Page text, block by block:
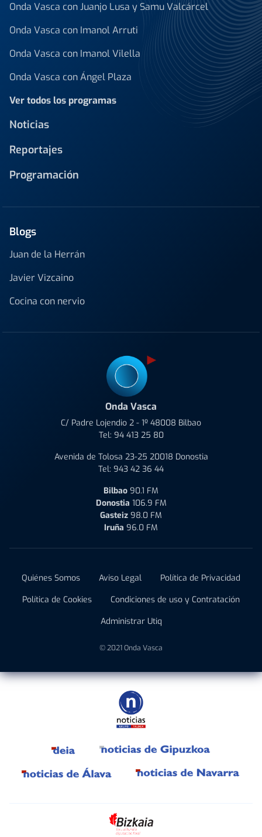
Onda Vasca con Juanjo Lusa y Samu Valcárcel
Onda Vasca con Imanol Arruti
Onda Vasca con Imanol Vilella
Onda Vasca con Ángel Plaza
Ver todos los programas
Noticias
Reportajes
Programación
Blogs
Juan de la Herrán
Javier Vizcaino
Cocina con nervio
Onda Vasca
C/ Padre Lojendio 2 - 1º 48008 Bilbao
Tel: 94 413 25 80
Avenida de Tolosa 23-25 20018 Donostia
Tel: 943 42 36 44
Bilbao 90.1 FM
Donostia 106.9 FM
Gasteiz 98.0 FM
Iruña 96.0 FM
Quiénes Somos Aviso Legal
Política de Privacidad
Política de Cookies
Condiciones de uso y Contratación
Administrar Utiq
© 2021 Onda Vasca